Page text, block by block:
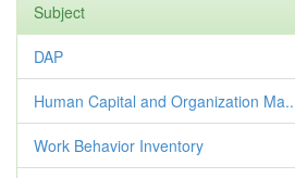
Subject
DAP
Human Capital and Organization
Work Behavior Inventory